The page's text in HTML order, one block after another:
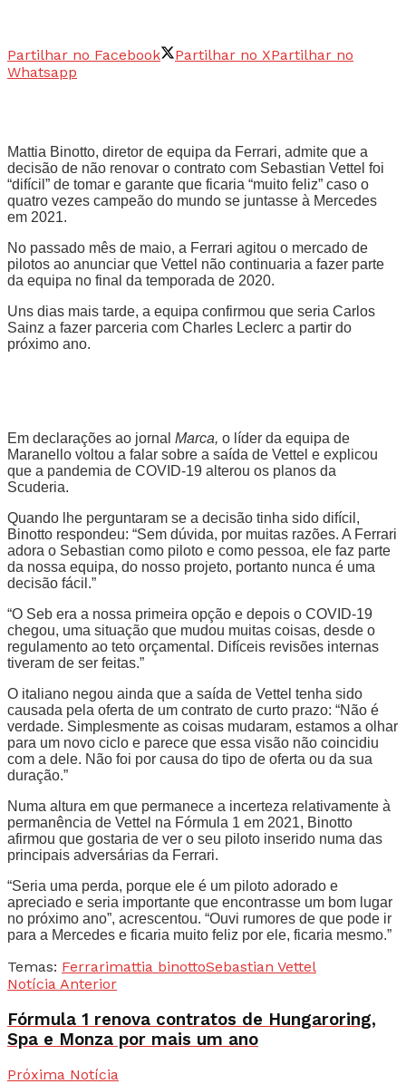
Partilhar no Facebook Partilhar no XPartilhar no
Whatsapp
Mattia Binotto, diretor de equipa da Ferrari, admite que a
decisão de não renovar o contrato com Sebastian Vettel foi
“difícil” de tomar e garante que ficaria “muito feliz” caso o
quatro vezes campeão do mundo se juntasse à Mercedes
em 2021.
No passado mês de maio, a Ferrari agitou o mercado de
pilotos ao anunciar que Vettel não continuaria a fazer parte
da equipa no final da temporada de 2020.
Uns dias mais tarde, a equipa confirmou que seria Carlos
Sainz a fazer parceria com Charles Leclerc a partir do
próximo ano.
Em declarações ao jornal Marca, o líder da equipa de
Maranello voltou a falar sobre a saída de Vettel e explicou
que a pandemia de COVID-19 alterou os planos da
Scuderia.
Quando lhe perguntaram se a decisão tinha sido difícil,
Binotto respondeu: “Sem dúvida, por muitas razões. A Ferrari
adora o Sebastian como piloto e como pessoa, ele faz parte
da nossa equipa, do nosso projeto, portanto nunca é uma
decisão fácil.”
“O Seb era a nossa primeira opção e depois o COVID-19
chegou, uma situação que mudou muitas coisas, desde o
regulamento ao teto orçamental. Difíceis revisões internas
tiveram de ser feitas.”
O italiano negou ainda que a saída de Vettel tenha sido
causada pela oferta de um contrato de curto prazo: “Não é
verdade. Simplesmente as coisas mudaram, estamos a olhar
para um novo ciclo e parece que essa visão não coincidiu
com a dele. Não foi por causa do tipo de oferta ou da sua
duração.”
Numa altura em que permanece a incerteza relativamente à
permanência de Vettel na Fórmula 1 em 2021, Binotto
afirmou que gostaria de ver o seu piloto inserido numa das
principais adversárias da Ferrari.
“Seria uma perda, porque ele é um piloto adorado e
apreciado e seria importante que encontrasse um bom lugar
no próximo ano”, acrescentou. “Ouvi rumores de que pode ir
para a Mercedes e ficaria muito feliz por ele, ficaria mesmo.”
Temas: Ferrarimattia binottoSebastian Vettel
Notícia Anterior
Fórmula 1 renova contratos de Hungaroring,
Spa e Monza por mais um ano
Próxima Notícia